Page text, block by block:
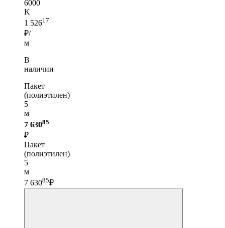
6000
K
1 52617
₽/
м
В
наличии
Пакет
(полиэтилен)
5
м —
7 63085
₽
Пакет
(полиэтилен)
5
м
7 63085₽